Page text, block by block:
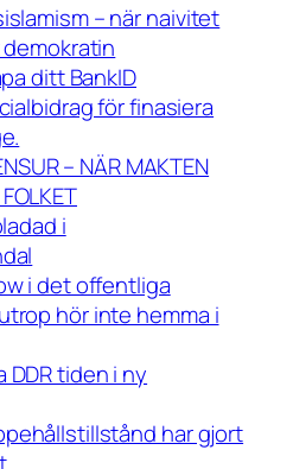
– när naivitet
ditt BankID
för finasiera
– NÄR MAKTEN
i
i det offentliga
hör inte hemma i
DDR tiden i ny
har gjort